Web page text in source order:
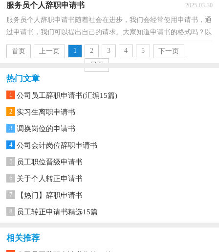
服务员个人辞职申请书 2025-03-30
服务员个人辞职申请书随着社会在进步，我们会经常使用申请书，通
过申请书，我们可以提出自己的请求。大家知道申请书的格式吗？以
下是小编为大家收集的服务员个人辞职申请书，欢迎阅读...
首页
上一页 1 2 3 4 5
下一页
尾页
热门文章
1 公司员工辞职申请书(汇编15篇)
2 实习生离职申请书
3 调换岗位的申请书
4 公司会计岗位辞职申请书
5 员工职位晋级申请书
6 关于个人转正申请书
7 【热门】辞职申请书
8 员工转正申请书精选15篇
相关推荐